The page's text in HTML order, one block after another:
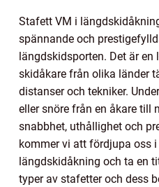
Stafett VM i
spännande och
längdskidsporten. Det är
skidåkare från olika länder
distanser och tekniker.
eller snöre från en åkare till
snabbhet, uthållighet och
kommer vi att fördjupa oss
längdskidåkning och ta en
typer av stafetter och dess